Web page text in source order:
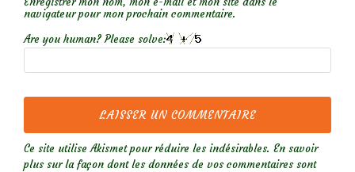
navigateur pour mon prochain commentaire.
Are you human? Please solve:
Ce site utilise Akismet pour réduire les indésirables. En savoir
plus sur la façon dont les données de vos commentaires sont